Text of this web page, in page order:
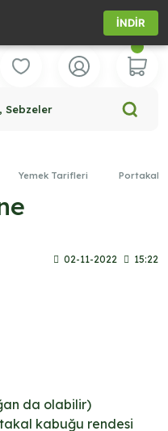
Sebzeler
Yemek Tarifleri Portakallı
02-11-2022 15:22
da olabilir)
kabuğu rendesi
İNDİR